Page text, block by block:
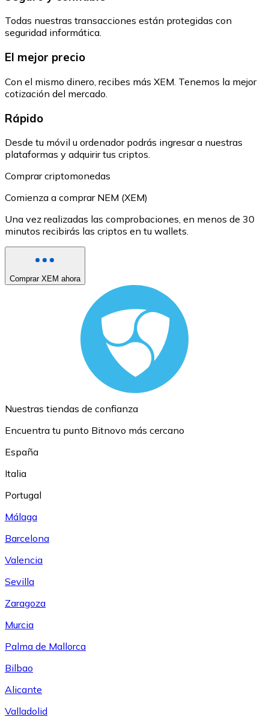
Todas nuestras transacciones están protegidas con
seguridad informática.
El mejor precio
Con el mismo dinero, recibes más XEM. Tenemos la mejor
cotización del mercado.
Rápido
Desde tu móvil u ordenador podrás ingresar a nuestras
plataformas y adquirir tus criptos.
Comprar criptomonedas
Comienza a comprar NEM (XEM)
Una vez realizadas las comprobaciones, en menos de 30
minutos recibirás las criptos en tu wallets.
Comprar XEM ahora
Nuestras tiendas de confianza
Encuentra tu punto Bitnovo más cercano
España
Italia
Portugal
Málaga
Barcelona
Valencia
Sevilla
Zaragoza
Murcia
Palma de Mallorca
Bilbao
Alicante
Valladolid